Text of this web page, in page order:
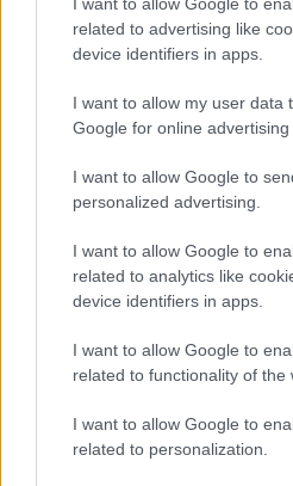
related to advertising like
device identifiers in apps.
I want to allow my user data
Google for online advertising
I want to allow Google to
personalized advertising.
I want to allow Google to
related to analytics like
device identifiers in apps.
I want to allow Google to
related to functionality of the
I want to allow Google to
related to personalization.
Egyetlen, fél
múlt Bicske
Épített
Mohács a
A
kötik össze
hálózatát
Még több
terén